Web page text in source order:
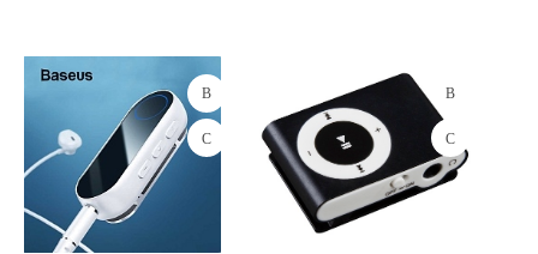
Наличие в магазинах
Бавлы, ул.Пионерская, 11
Бугульма, ул.Советская, 82
Бугульма, ул.Тукая, 70
Лениногорск, ул.Кутузова, 9А, (БРИЗ)